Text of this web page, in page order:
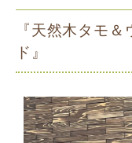
『天然木タモ
ド』